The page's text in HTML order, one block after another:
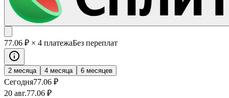
77.06 ₽ × 4 платежаБез переплат
2 месяца 4 месяца 6 месяцев
Сегодня77.06 ₽
20 авг.77.06 ₽